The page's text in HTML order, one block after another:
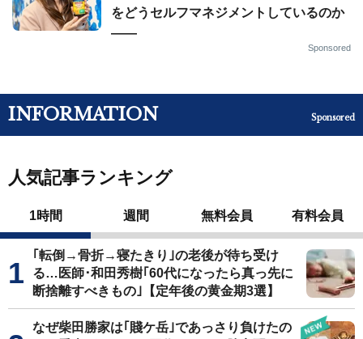
をどうセルフマネジメントしているのか
——
Sponsored
INFORMATION Sponsored
人気記事ランキング
1時間 週間 無料会員 有料会員
｢転倒→骨折→寝たきり｣の老後が待ち受け
る…医師･和田秀樹｢60代になったら真っ先に
断捨離すべきもの｣【定年後の黄金期3選】
なぜ柴田勝家は｢賤ケ岳｣であっさり負けたの